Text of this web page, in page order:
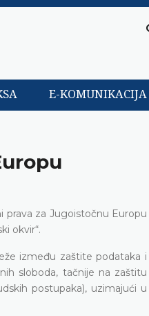
E-KOMUNIKACIJA
prava za Jugoistočnu Europu
okvir“.
između zaštite podataka i
sloboda, tačnije na zaštitu
postupaka), uzimajući u